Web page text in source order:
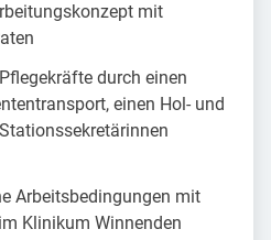
mit
durch einen
einen Hol- und
Arbeitsbedingungen mit
Klinikum Winnenden